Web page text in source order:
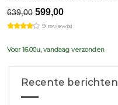
639,00 Original
price
was:
599,00Current
is:
9 review(s)
Voor 16.00u, vandaag verzonden
Recente berichten